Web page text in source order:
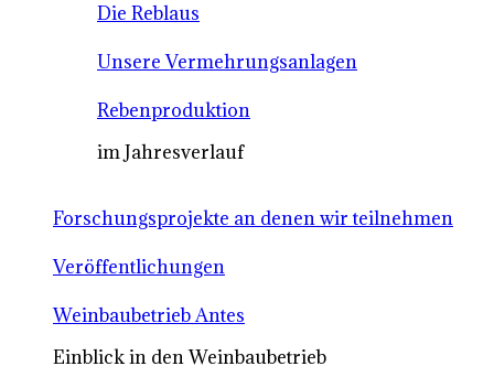
Die Reblaus
Unsere Vermehrungsanlagen
Rebenproduktion
im Jahresverlauf
Forschungsprojekte an denen wir teilnehmen
Veröffentlichungen
Weinbaubetrieb Antes
Einblick in den Weinbaubetrieb